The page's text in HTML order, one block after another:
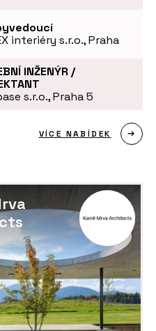
interiéry s.r.o., Praha
INŽENÝR /
s.r.o., Praha 5
VÍCE NABÍDEK